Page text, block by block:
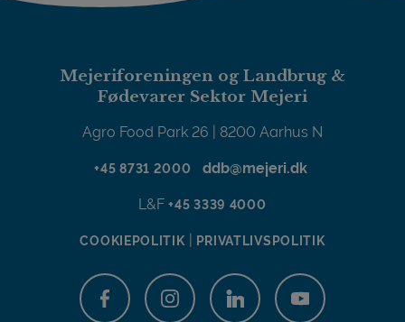
Mejeriforeningen og Landbrug &
Fødevarer Sektor Mejeri
Agro Food Park 26 | 8200 Aarhus N
+45 8731 2000 ddb@mejeri.dk
L&F+45 3339 4000
COOKIEPOLITIK PRIVATLIVSPOLITIK